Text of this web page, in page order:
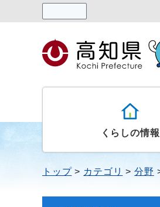
くらしの情報
トップ カテゴリ 分野